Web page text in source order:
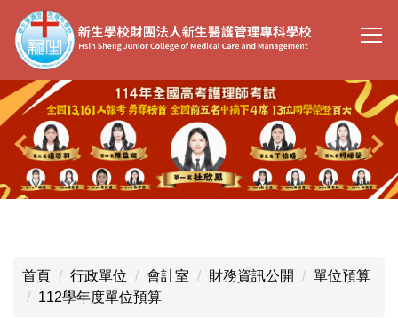
到
主
要
內
容
區
首頁 行政單位 會計室 財務資訊公開
單位預算
112學年度單位預算